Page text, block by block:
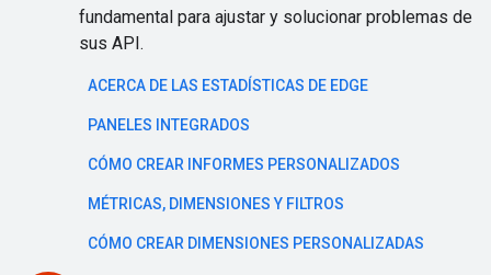
fundamental para ajustar y solucionar problemas de
sus API.
ACERCA DE LAS ESTADÍSTICAS DE EDGE
PANELES INTEGRADOS
CÓMO CREAR INFORMES PERSONALIZADOS
MÉTRICAS, DIMENSIONES Y FILTROS
CÓMO CREAR DIMENSIONES PERSONALIZADAS